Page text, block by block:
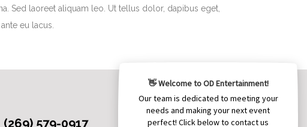
Sed laoreet aliquam leo. Ut tellus dolor, dapibus eget,
eu lacus.
(269) 579-0917